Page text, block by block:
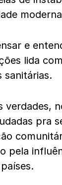
e
lida
sanitárias.
verdades,
pra
pela